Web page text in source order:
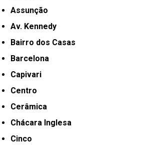
Assunção
Av. Kennedy
Bairro dos Casas
Barcelona
Capivari
Centro
Cerâmica
Chácara Inglesa
Cinco